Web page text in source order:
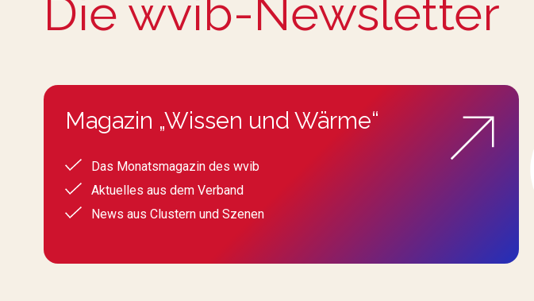
Die wvib-Newsletter
Magazin „Wissen und Wärme“
Das Monatsmagazin des wvib
Aktuelles aus dem Verband
News aus Clustern und Szenen